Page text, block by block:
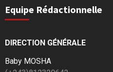
Equipe Rédactionnelle
DIRECTION GÉNÉRALE
Baby MOSHA